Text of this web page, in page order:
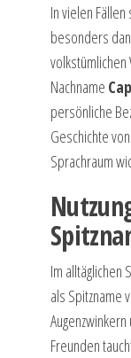
In vielen
besonders
Nachname
persönliche
Geschichte
Sprachraum
Im alltäglichen
als Spitzname
Freunden